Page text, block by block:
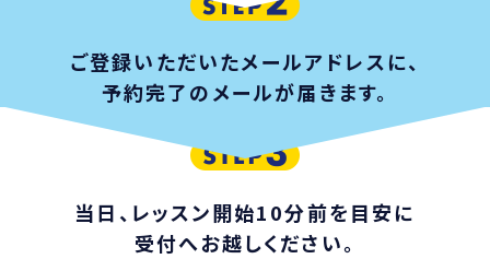
ご登録いただいたメールアドレスに、
予約完了のメールが届きます。
当日、レッスン開始10分前を目安に
受付へお越しください。